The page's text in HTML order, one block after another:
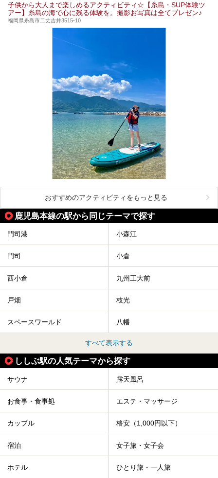
子供から大人まで楽しめるアクティビティ☆【糸島・SUP体験ツ
アー】糸島の海で心に残る体験を。撮影お写真は全てプレゼン♪
福岡県糸島市二丈吉井3515-10
おすすめのアクティビティをもっと見る
鹿児島本線の駅から同じテーマで探す
門司港 小森江
門司 小倉
西小倉 九州工大前
戸畑 枝光
スペースワールド 八幡
すべて表示する
ししぶ駅の人気テーマから探す
サウナ 露天風呂
お食事・食事処 エステ・マッサージ
カップル 格安（1,000円以下）
宿泊 女子旅・女子会
ホテル ひとり旅・一人旅